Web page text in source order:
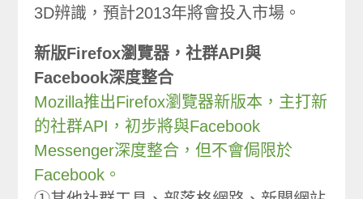
3D辨識，預計2013年將會投入市場。
新版Firefox瀏覽器，社群API與
Facebook深度整合
Mozilla推出Firefox瀏覽器新版本，主打新
的社群API，初步將與Facebook
Messenger深度整合，但不會侷限於
Facebook。